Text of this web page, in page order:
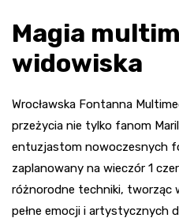
Magia
widowiska
Wrocławska Fontanna
przeżycia nie tylko fanom
entuzjastom nowoczesnych
zaplanowany na wieczór 1
różnorodne techniki, tworząc
pełne emocji i artystycznych